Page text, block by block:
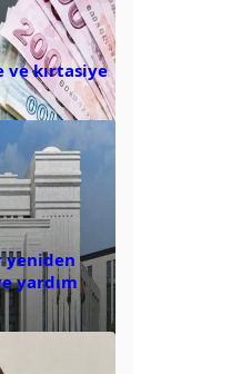
ve kırtasiye
yeniden
yardım